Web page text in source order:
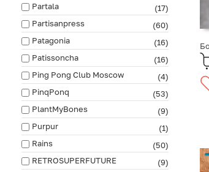
Partala
(17)
Partisanpress
(60)
Patagonia
(16)
Patissoncha
(16)
Ping Pong Club Moscow
(4)
PinqPonq
(53)
PlantMyBones
(9)
Purpur
(1)
Rains
(50)
RETROSUPERFUTURE
(9)